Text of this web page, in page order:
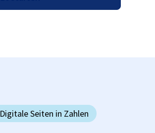
Digitale Seiten in Zahlen